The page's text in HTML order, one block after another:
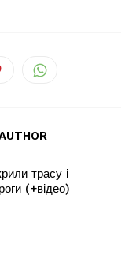
трасу і
(+відео)